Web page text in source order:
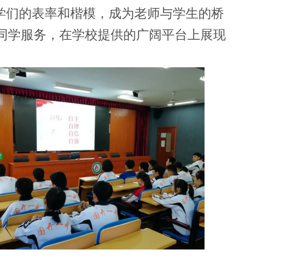
的表率和楷模，成为老师与学生的桥
学服务，在学校提供的广阔平台上展现